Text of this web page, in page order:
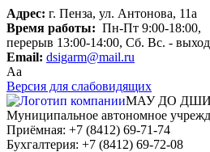
Адрес: г. Пенза, ул. Антонова, 11а
Время работы: Пн-Пт 9:00-18:00,
перерыв 13:00-14:00, Сб. Вс. -
Email: dsigarm@mail.ru
Aa
Версия для слабовидящих
МАУ ДО ДШИ
Муниципальное автономное
Приёмная: +7 (8412) 69-71-74
Бухгалтерия: +7 (8412) 69-72-08